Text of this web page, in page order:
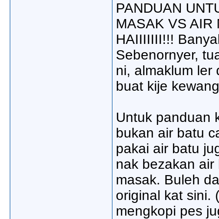
PANDUAN
MASAK VS AIR
HAIIIIIII!!!
Sebenornyer,
ni, almaklum ler
buat kije
Untuk panduan
bukan air batu
pakai air batu
nak bezakan
masak. Buleh
original kat sini.
mengkopi pes